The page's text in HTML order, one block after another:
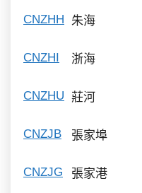
CNZHH 朱海
CNZHI 浙海
CNZHU 莊河
CNZJB 張家埠
CNZJG 張家港